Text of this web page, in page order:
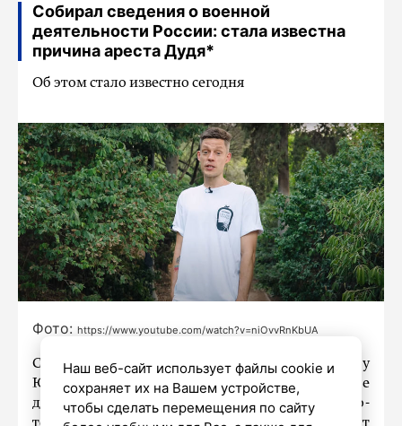
Собирал сведения о военной
деятельности России: стала известна
причина ареста Дудя*
Об этом стало известно сегодня
Фото: https://www.youtube.com/watch?v=niOvvRnKbUA
Следствие предъявило журналисту и блогеру
Юрию Дудю* обвинение по статье о сборе
данных о российской армии и военно-
Наш веб-сайт использует файлы cookie и
сохраняет их на Вашем устройстве,
чтобы сделать перемещения по сайту